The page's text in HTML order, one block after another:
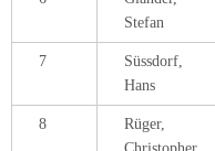
Stefan
7
Süssdorf,
Hans
8
Rüger,